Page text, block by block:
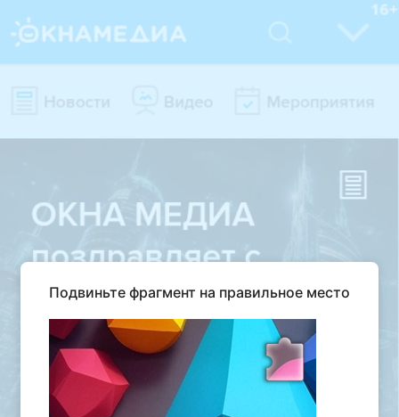
Подвиньте фрагмент на правильное место